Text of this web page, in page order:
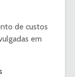
de custos
em